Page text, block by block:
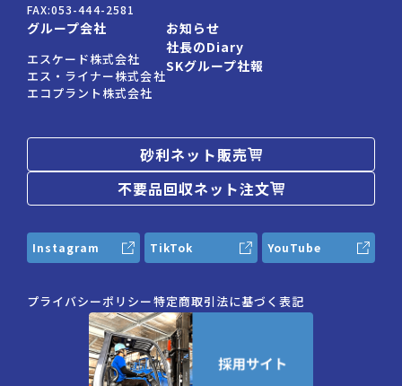
FAX:053-444-2581
グループ会社
エスケード株式会社
エス・ライナー株式会社
エコプラント株式会社
お知らせ
社長のDiary
SKグループ社報
砂利ネット販売
不要品回収ネット注文
Instagram TikTok YouTube
プライバシーポリシー特定商取引法に基づく表記